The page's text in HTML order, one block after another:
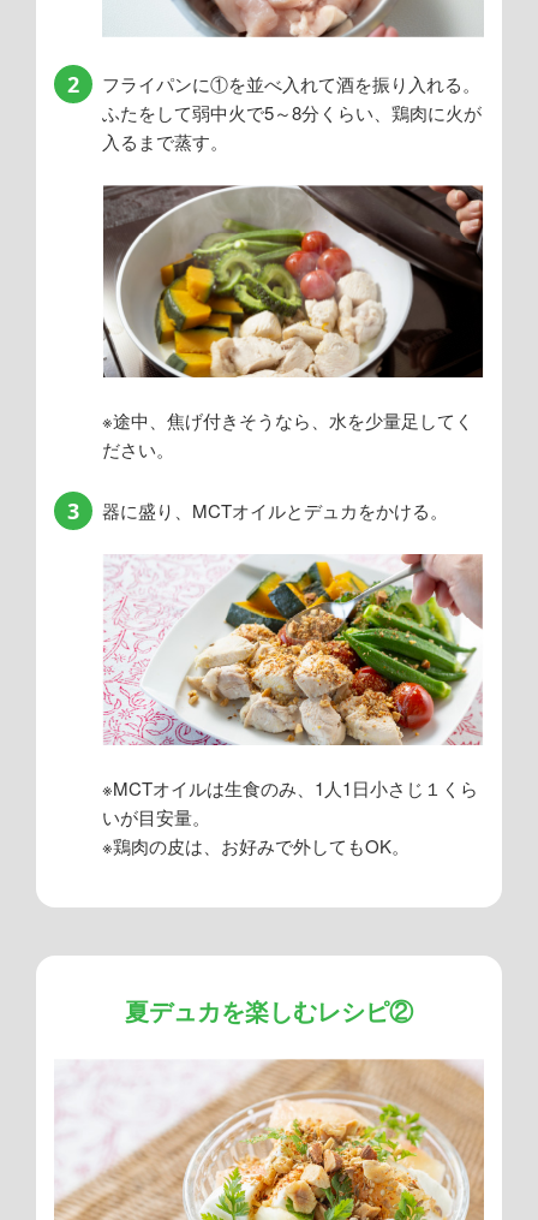
2
フライパンに①を並べ入れて酒を振り入れる。
ふたをして弱中火で5～8分くらい、鶏肉に火が
入るまで蒸す。
※途中、焦げ付きそうなら、水を少量足してく
ださい。
3 器に盛り、MCTオイルとデュカをかける。
※MCTオイルは生食のみ、1人1日小さじ１くら
いが目安量。
※鶏肉の皮は、お好みで外してもOK。
夏デュカを楽しむレシピ②